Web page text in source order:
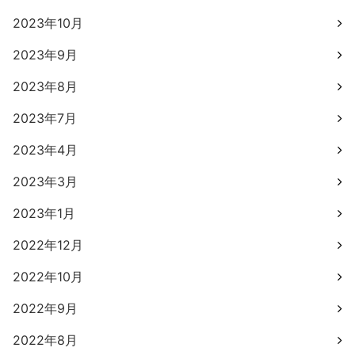
2023年10月
2023年9月
2023年8月
2023年7月
2023年4月
2023年3月
2023年1月
2022年12月
2022年10月
2022年9月
2022年8月